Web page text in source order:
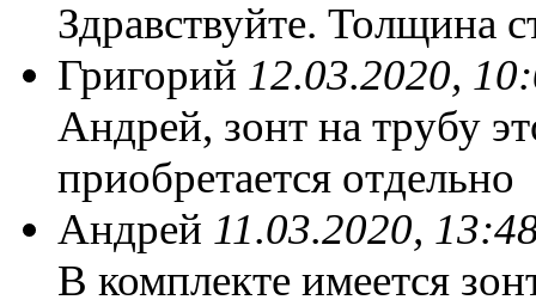
Здравствуйте. Толщина
Григорий 12.03.2020,
Андрей, зонт на трубу
приобретается отдельно
Андрей 11.03.2020,
В комплекте имеется